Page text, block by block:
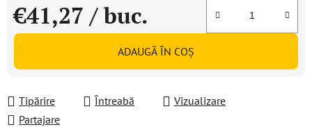
€41,27 / buc.
Evaluare preţ:
ADAUGĂ ÎN COŞ
Tipărire Întreabă
Vizualizare
Partajare